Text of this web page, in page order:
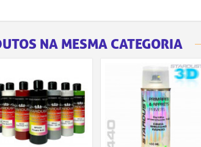
NA MESMA CATEGORIA